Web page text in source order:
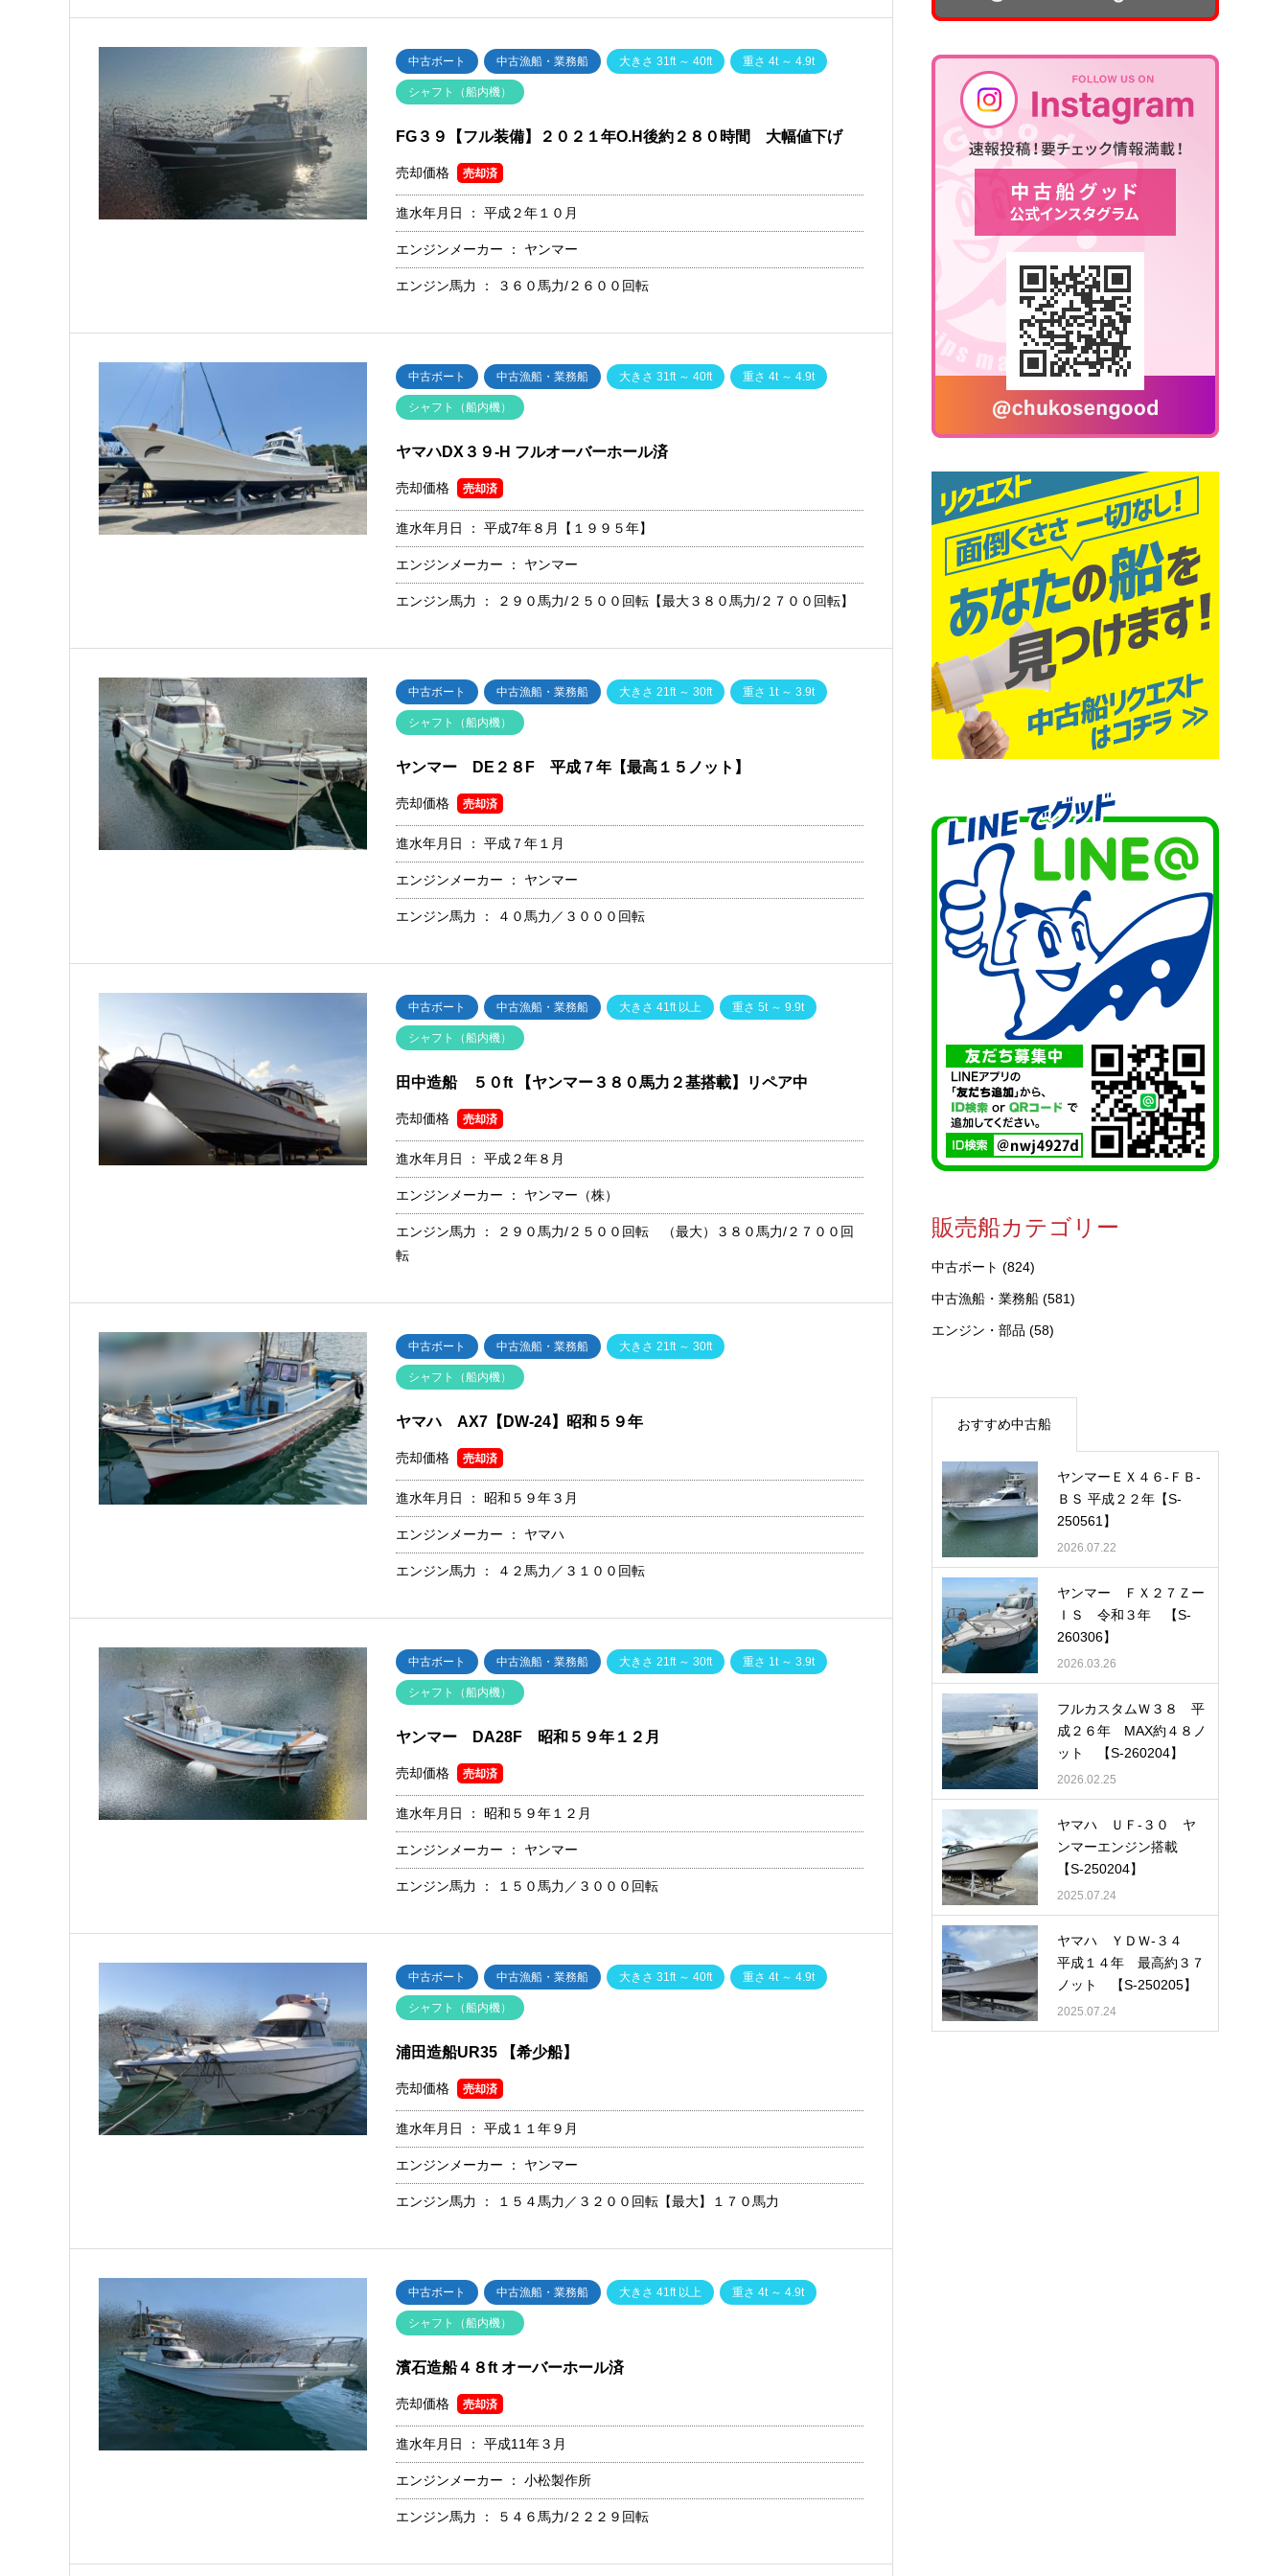
中古ボート 中古漁船・業務船 大きさ 31ft ～ 40ft 重さ 4t ～ 4.9t
シャフト（船内機）
FG３９【フル装備】２０２１年O.H後約２８０時間 大幅値下げ
売却価格 売却済
進水年月日 ：平成２年１０月
エンジンメーカー ： ヤンマー
エンジン馬力 ： ３６０馬力/２６００回転
中古ボート 中古漁船・業務船 大きさ 31ft ～ 40ft 重さ 4t ～ 4.9t
シャフト（船内機）
ヤマハDX３９-H フルオーバーホール済
売却価格 売却済
進水年月日 ：平成7年８月【１９９５年】
エンジンメーカー ： ヤンマー
エンジン馬力 ： ２９０馬力/２５００回転【最大３８０馬力/２７００回転】
中古ボート 中古漁船・業務船 大きさ 21ft ～ 30ft 重さ 1t ～ 3.9t
シャフト（船内機）
ヤンマー DE２８F 平成７年【最高１５ノット】
売却価格 売却済
進水年月日 ：平成７年１月
エンジンメーカー ： ヤンマー
エンジン馬力 ： ４０馬力／３０００回転
中古ボート 中古漁船・業務船 大きさ 41ft 以上 重さ 5t ～ 9.9t
シャフト（船内機）
田中造船 ５０ft 【ヤンマー３８０馬力２基搭載】リペア中
売却価格 売却済
進水年月日 ：平成２年８月
エンジンメーカー ： ヤンマー（株）
エンジン馬力 ：
２９０馬力/２５００回転 （最大）３８０馬力/２７００回
転
中古ボート 中古漁船・業務船 大きさ 21ft ～ 30ft
シャフト（船内機）
ヤマハ AX7【DW-24】昭和５９年
売却価格 売却済
進水年月日 ： 昭和５９年３月
エンジンメーカー ： ヤマハ
エンジン馬力 ： ４２馬力／３１００回転
中古ボート 中古漁船・業務船 大きさ 21ft ～ 30ft 重さ 1t ～ 3.9t
シャフト（船内機）
ヤンマー DA28F 昭和５９年１２月
売却価格 売却済
進水年月日 ： 昭和５９年１２月
エンジンメーカー ： ヤンマー
エンジン馬力 ： １５０馬力／３０００回転
中古ボート 中古漁船・業務船 大きさ 31ft ～ 40ft 重さ 4t ～ 4.9t
シャフト（船内機）
浦田造船UR35 【希少船】
売却価格 売却済
進水年月日 ：平成１１年９月
エンジンメーカー ： ヤンマー
エンジン馬力 ： １５４馬力／３２００回転【最大】１７０馬力
中古ボート 中古漁船・業務船 大きさ 41ft 以上 重さ 4t ～ 4.9t
シャフト（船内機）
濱石造船４８ft オーバーホール済
売却価格 売却済
進水年月日 ：平成11年３月
エンジンメーカー ：小松製作所
エンジン馬力 ： ５４６馬力/２２２９回転
販売船カテゴリー
中古ボート (824)
中古漁船・業務船 (581)
エンジン・部品 (58)
おすすめ中古船
ヤンマーＥＸ４６-ＦＢ-
ＢＳ 平成２２年【S-
250561】
2026.07.22
ヤンマー ＦＸ２７Ｚー
ＩＳ 令和３年 【S-
260306】
2026.03.26
フルカスタムＷ３８ 平
成２６年 MAX約４８ノ
ット 【S-260204】
2026.02.25
ヤマハ ＵＦ-３０ ヤ
ンマーエンジン搭載
【S-250204】
2025.07.24
ヤマハ ＹＤＷ-３４
平成１４年 最高約３７
ノット 【S-250205】
2025.07.24